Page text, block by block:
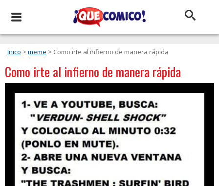
Inico > meme > Como irte al infierno de manera rápida
Como irte al infierno de manera rápida